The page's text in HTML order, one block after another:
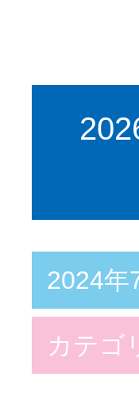
2024年
カテゴ